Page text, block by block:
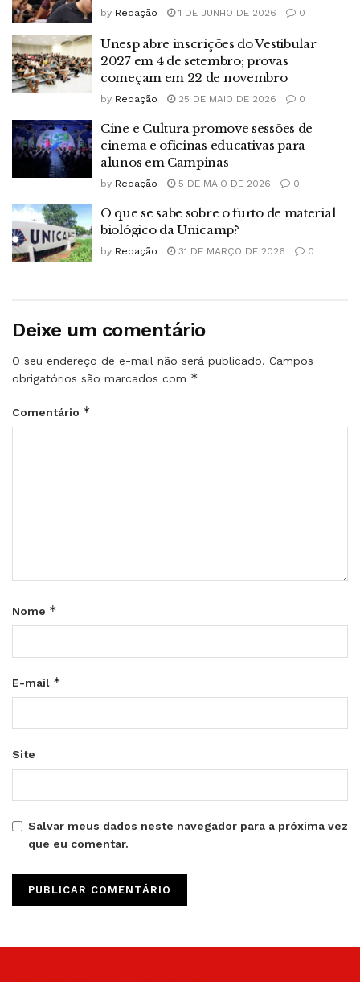
by Redação 1 DE JUNHO DE 2026 0
Unesp abre inscrições do Vestibular
2027 em 4 de setembro; provas
começam em 22 de novembro
by Redação 25 DE MAIO DE 2026 0
Cine e Cultura promove sessões de
cinema e oficinas educativas para
alunos em Campinas
by Redação 5 DE MAIO DE 2026 0
O que se sabe sobre o furto de material
biológico da Unicamp?
by Redação 31 DE MARÇO DE 2026 0
Deixe um comentário
O seu endereço de e-mail não será publicado. Campos
obrigatórios são marcados com *
Comentário *
Nome *
E-mail *
Site
Salvar meus dados neste navegador para a próxima vez
que eu comentar.